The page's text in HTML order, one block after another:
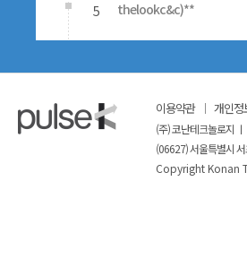
5 thelookc&c)**
이용약관 개인정
(주) 코난테크놀로지
(06627) 서울특별시
Copyright Konan